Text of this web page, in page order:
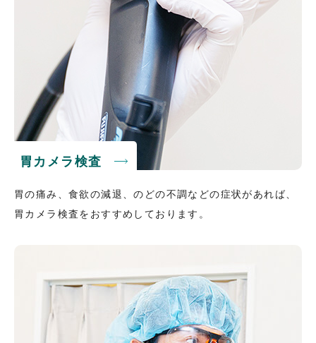
胃カメラ検査
胃の痛み、食欲の減退、のどの不調などの症状があれば、
胃カメラ検査をおすすめしております。